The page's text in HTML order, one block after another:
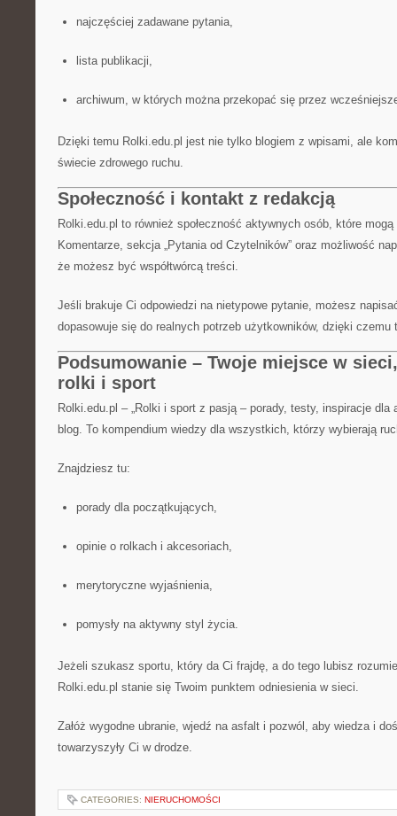
najczęściej zadawane pytania,
lista publikacji,
archiwum, w których można przekopać się przez
Dzięki temu Rolki.edu.pl jest nie tylko blogiem z wpisami, ale
świecie zdrowego ruchu.
Społeczność i kontakt z redakcją
Rolki.edu.pl to również społeczność aktywnych osób, które
Komentarze, sekcja „Pytania od Czytelników” oraz możliwość
że możesz być współtwórcą treści.
Jeśli brakuje Ci odpowiedzi na nietypowe pytanie, możesz
dopasowuje się do realnych potrzeb użytkowników, dzięki czemu
Podsumowanie – Twoje miejsce w
rolki i sport
Rolki.edu.pl – „Rolki i sport z pasją – porady, testy, inspiracje dla
blog. To kompendium wiedzy dla wszystkich, którzy wybierają
Znajdziesz tu:
porady dla początkujących,
opinie o rolkach i akcesoriach,
merytoryczne wyjaśnienia,
pomysły na aktywny styl życia.
Jeżeli szukasz sportu, który da Ci frajdę, a do tego lubisz
Rolki.edu.pl stanie się Twoim punktem odniesienia w sieci.
Załóż wygodne ubranie, wjedź na asfalt i pozwól, aby wiedza i
towarzyszyły Ci w drodze.
CATEGORIES: NIERUCHOMOŚCI